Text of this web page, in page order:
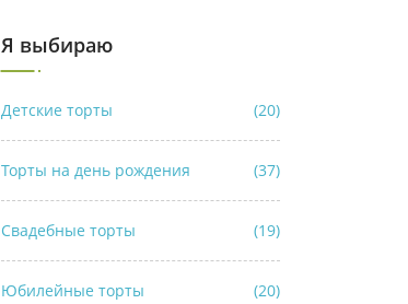
Я выбираю
Детские торты (20)
Торты на день рождения (37)
Свадебные торты (19)
Юбилейные торты (20)